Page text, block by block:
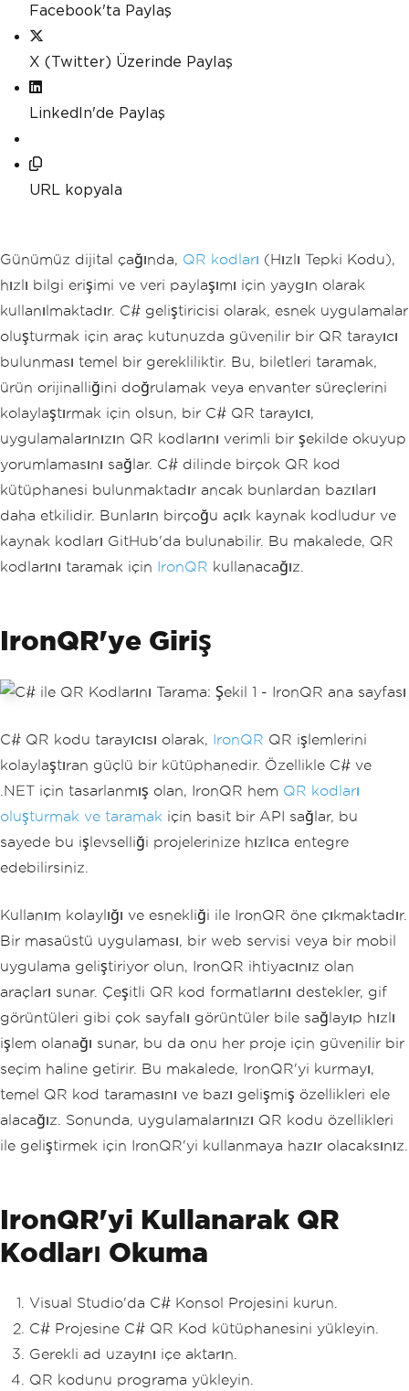
Facebook'ta Paylaş
X (Twitter) Üzerinde Paylaş
LinkedIn'de Paylaş
URL kopyala
Günümüz dijital çağında, QR kodları (Hızlı Tepki Kodu),
hızlı bilgi erişimi ve veri paylaşımı için yaygın olarak
kullanılmaktadır. C# geliştiricisi olarak, esnek uygulamalar
oluşturmak için araç kutunuzda güvenilir bir QR tarayıcı
bulunması temel bir gerekliliktir. Bu, biletleri taramak,
ürün orijinalliğini doğrulamak veya envanter süreçlerini
kolaylaştırmak için olsun, bir C# QR tarayıcı,
uygulamalarınızın QR kodlarını verimli bir şekilde okuyup
yorumlamasını sağlar. C# dilinde birçok QR kod
kütüphanesi bulunmaktadır ancak bunlardan bazıları
daha etkilidir. Bunların birçoğu açık kaynak kodludur ve
kaynak kodları GitHub'da bulunabilir. Bu makalede, QR
kodlarını taramak için IronQR kullanacağız.
IronQR'ye Giriş
C# QR kodu tarayıcısı olarak, IronQR QR işlemlerini
kolaylaştıran güçlü bir kütüphanedir. Özellikle C# ve
.NET için tasarlanmış olan, IronQR hem QR kodları
oluşturmak ve taramak için basit bir API sağlar, bu
sayede bu işlevselliği projelerinize hızlıca entegre
edebilirsiniz.
Kullanım kolaylığı ve esnekliği ile IronQR öne çıkmaktadır.
Bir masaüstü uygulaması, bir web servisi veya bir mobil
uygulama geliştiriyor olun, IronQR ihtiyacınız olan
araçları sunar. Çeşitli QR kod formatlarını destekler, gif
görüntüleri gibi çok sayfalı görüntüler bile sağlayıp hızlı
işlem olanağı sunar, bu da onu her proje için güvenilir bir
seçim haline getirir. Bu makalede, IronQR'yi kurmayı,
temel QR kod taramasını ve bazı gelişmiş özellikleri ele
alacağız. Sonunda, uygulamalarınızı QR kodu özellikleri
ile geliştirmek için IronQR'yi kullanmaya hazır olacaksınız.
IronQR'yi Kullanarak QR
Kodları Okuma
Visual Studio'da C# Konsol Projesini kurun.
C# Projesine C# QR Kod kütüphanesini yükleyin.
Gerekli ad uzayını içe aktarın.
QR kodunu programa yükleyin.